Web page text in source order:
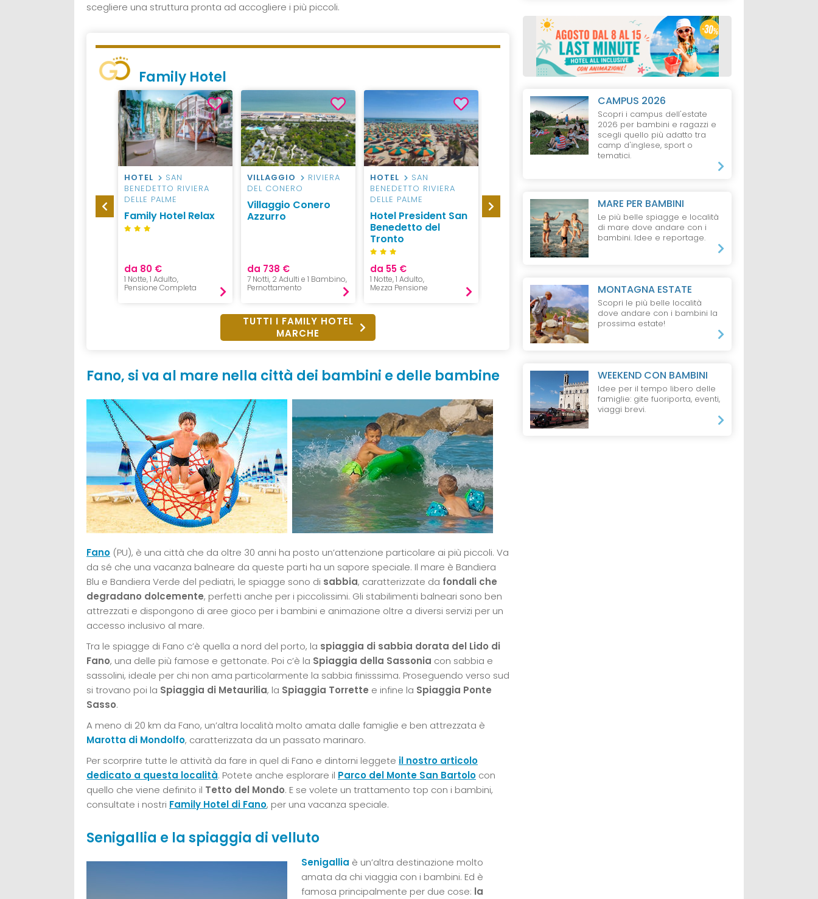
scegliere una struttura pronta ad accogliere i più piccoli.
Family Hotel
HOTEL
SAN
BENEDETTO RIVIERA
DELLE PALME
Family Hotel Relax
da 80 €
1 Notte, 1 Adulto,
Pensione Completa
VILLAGGIO
RIVIERA
DEL CONERO
Villaggio Conero
Azzurro
da 738 €
7 Notti, 2 Adulti e 1 Bambino,
Pernottamento
HOTEL
SAN
BENEDETTO RIVIERA
DELLE PALME
Hotel President San
Benedetto del
Tronto
da 55 €
1 Notte, 1 Adulto,
Mezza Pensione
Family Hotel
Nautilus
Pensione Completa
Marotta
All inclusive
TUTTI I FAMILY HOTEL
MARCHE
Fano, si va al mare nella città dei bambini e delle bambine
Fano (PU), è una città che da oltre 30 anni ha posto un’attenzione particolare ai più piccoli. Va
da sé che una vacanza balneare da queste parti ha un sapore speciale. Il mare è Bandiera
Blu e Bandiera Verde del pediatri, le spiagge sono di sabbia, caratterizzate da fondali che
degradano dolcemente, perfetti anche per i piccolissimi. Gli stabilimenti balneari sono ben
attrezzati e dispongono di aree gioco per i bambini e animazione oltre a diversi servizi per un
accesso inclusivo al mare.
Tra le spiagge di Fano c’è quella a nord del porto, la spiaggia di sabbia dorata del Lido di
Fano, una delle più famose e gettonate. Poi c’è la Spiaggia della Sassonia con sabbia e
sassolini, ideale per chi non ama particolarmente la sabbia finisssima. Proseguendo verso sud
si trovano poi la Spiaggia di Metaurilia, la Spiaggia Torrette e infine la Spiaggia Ponte
Sasso.
A meno di 20 km da Fano, un’altra località molto amata dalle famiglie e ben attrezzata è
Marotta di Mondolfo, caratterizzata da un passato marinaro.
Per scorprire tutte le attività da fare in quel di Fano e dintorni leggete il nostro articolo
dedicato a questa località. Potete anche esplorare il Parco del Monte San Bartolo con
quello che viene definito il Tetto del Mondo. E se volete un trattamento top con i bambini,
consultate i nostri Family Hotel di Fano, per una vacanza speciale.
Senigallia e la spiaggia di velluto
Senigallia è un’altra destinazione molto
amata da chi viaggia con i bambini. Ed è
famosa principalmente per due cose: la
CAMPUS 2026
Scopri i campus dell'estate
2026 per bambini e ragazzi e
scegli quello più adatto tra
camp d'inglese, sport o
tematici.
MARE PER BAMBINI
Le più belle spiagge e località
di mare dove andare con i
bambini. Idee e reportage.
MONTAGNA ESTATE
Scopri le più belle località
dove andare con i bambini la
prossima estate!
WEEKEND CON BAMBINI
Idee per il tempo libero delle
famiglie: gite fuoriporta, eventi,
viaggi brevi.